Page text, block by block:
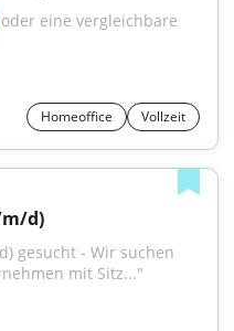
oder eine vergleichbare
Homeoffice Vollzeit
d)
gesucht - Wir suchen
mit Sitz..."